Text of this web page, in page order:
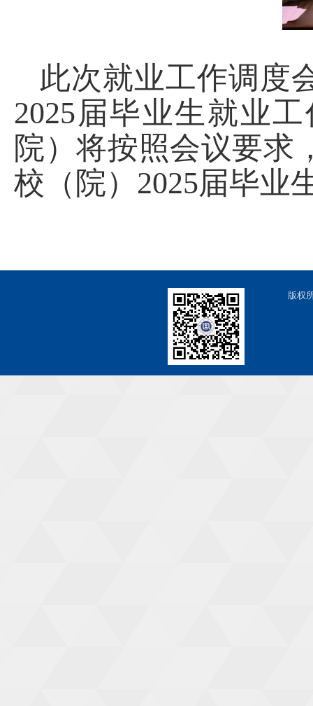
此次就业工作调度
2025届毕业生就业
院）将按照会议要求
校（院） 2025届毕业
版权